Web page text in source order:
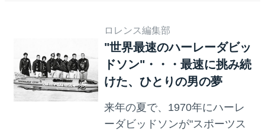
ロレンス編集部
"世界最速のハーレーダビッ
ドソン"・・・最速に挑み続
けた、ひとりの男の夢
来年の夏で、1970年にハーレ
ーダビッドソンが"スポーツス